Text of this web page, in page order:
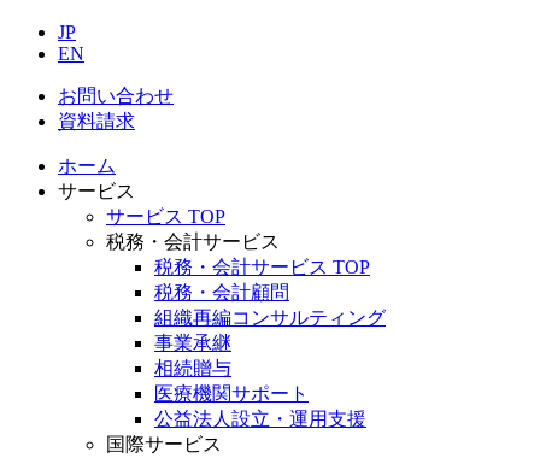
JP
EN
お問い合わせ
資料請求
ホーム
サービス
サービス TOP
税務・会計サービス
税務・会計サービス TOP
税務・会計顧問
組織再編コンサルティング
事業承継
相続贈与
医療機関サポート
公益法人設立・運用支援
国際サービス